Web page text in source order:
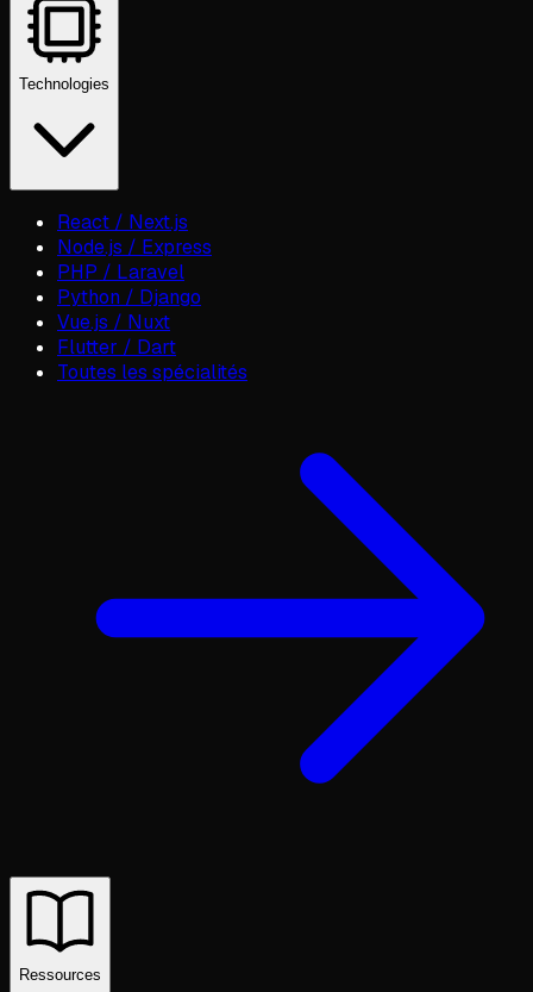
Technologies
React / Next.js
Node.js / Express
PHP / Laravel
Python / Django
Vue.js / Nuxt
Flutter / Dart
Toutes les spécialités
Ressources